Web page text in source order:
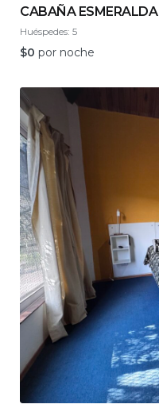
CABAÑA ESMERALDA
Huéspedes: 5
$0 por noche